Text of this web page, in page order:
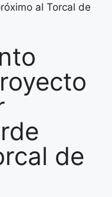
al Torcal de
de